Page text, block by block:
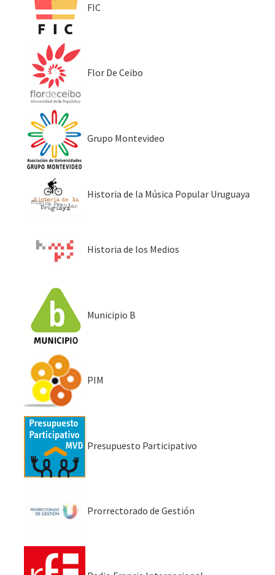
FIC
Flor De Ceibo
Grupo Montevideo
Historia de la Música Popular Uruguaya
Historia de los Medios
Municipio B
PIM
Presupuesto Participativo
Prorrectorado de Gestión